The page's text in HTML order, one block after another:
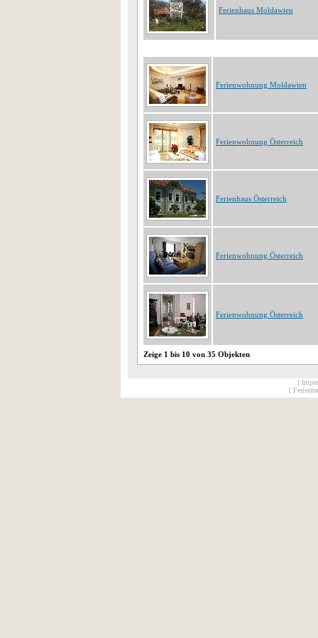
Ferienhaus Moldawien
Ferienwohnung Moldawien
Ferienwohnung Österreich
Ferienhaus Österreich
Ferienwohnung Österreich
Ferienwohnung Österreich
Zeige 1 bis 10 von 35 Objekten
[
[